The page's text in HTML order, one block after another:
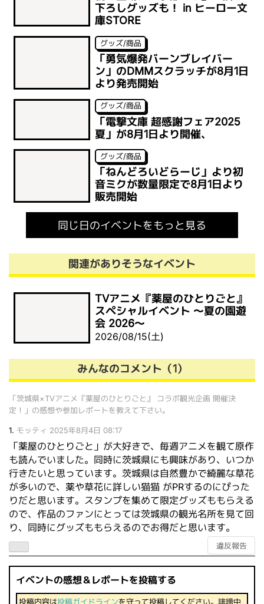
下ろしグッズも！ in ヒーロー文
庫STORE
グッズ/商品
「勇気爆発バーンブレイバー
ン」のDMMスクラッチが8月1日
より発売開始
グッズ/商品
「電撃文庫 超感謝フェア2025
夏」が8月1日より開催、
グッズ/商品
「ねんどろいどらーじ」より初
音ミクが数量限定で8月1日より
販売開始
同じ日のイベントをもっと見る
関連がありそうなイベント
TVアニメ『薬屋のひとりごと』
スペシャルイベント ～夏の園遊
会 2026～
2026/08/15(土)
みんなのコメント（1）
「茨城県×TVアニメ『薬屋のひとりごと』 コラボ観光企画 開催決
定！」の感想や参加レポートを教えて下さい。
1. モッティ 2025年8月4日 08:17
「薬屋のひとりごと」が大好きで、毎週アニメを観て原作
も読んでいました。同時に茨城県にも興味があり、いつか
行きたいと思っています。茨城県は自然豊かで綺麗な草花
が多いので、薬や草花に詳しい猫猫 がPRするのにぴった
りだと思います。スタンプを集めて限定グッズももらえる
ので、作品のファンにとっては茨城県の観光名所を見て回
り、同時にグッズももらえるのでお得だと思います。
違反報告
イベントの感想＆レポートを投稿する
投稿内容は投稿ガイドラインを守って投稿してください。誹謗中